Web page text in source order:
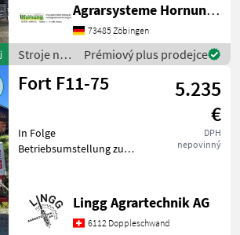
einfach melden Thomas
0171 80 89 838 Stroje na
zber objemových krmív
Vozidlo na dopravu balík
Agrarsysteme Hornung GmbH & Co. KG
73485 Zöbingen
Stroje na
zber
objemových
Prémiový plus prodejce
Fort F11-75
5.235
€
DPH
nepovinný
In Folge
Betriebsumstellung zu
Rundballenwickler. Ideal
fürs steile Gelände, da die
Ballen gehalten werden
Lingg Agrartechnik AG
6112 Doppleschwand